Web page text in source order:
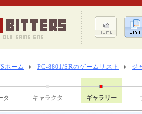
ホーム PC-8801/SRのゲームリスト ジ
タ キャラクタ ギャラリー